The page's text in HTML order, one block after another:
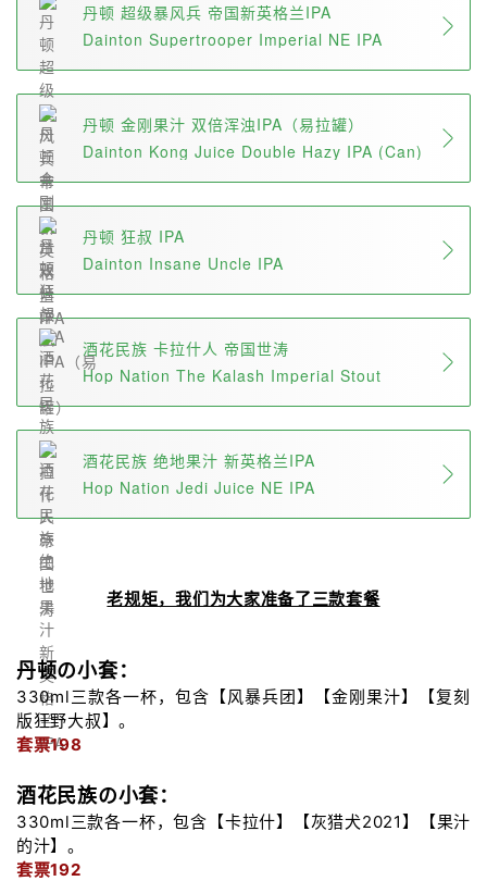
丹顿 超级暴风兵 帝国新英格兰IPA
Dainton Supertrooper Imperial NE IPA
丹顿 金刚果汁 双倍浑浊IPA（易拉罐）
Dainton Kong Juice Double Hazy IPA (Can)
丹顿 狂叔 IPA
Dainton Insane Uncle IPA
酒花民族 卡拉什人 帝国世涛
Hop Nation The Kalash Imperial Stout
酒花民族 绝地果汁 新英格兰IPA
Hop Nation Jedi Juice NE IPA
老规矩，我们为大家准备了三款套餐
丹顿の小套：
330ml三款各一杯，包含【风暴兵团】【金刚果汁】【复刻
版狂野大叔】。
套票198
酒花民族の小套：
330ml三款各一杯，包含【卡拉什】【灰猎犬2021】【果汁
的汁】。
套票192